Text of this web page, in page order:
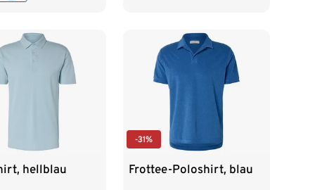
hellblau
-31%
Frottee-Poloshirt, blau